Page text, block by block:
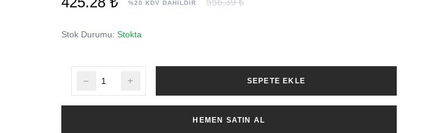
%20 KDV DAHİLDİR 556.39 ₺
Stok Durumu: Stokta
SEPETE EKLE
HEMEN SATIN AL